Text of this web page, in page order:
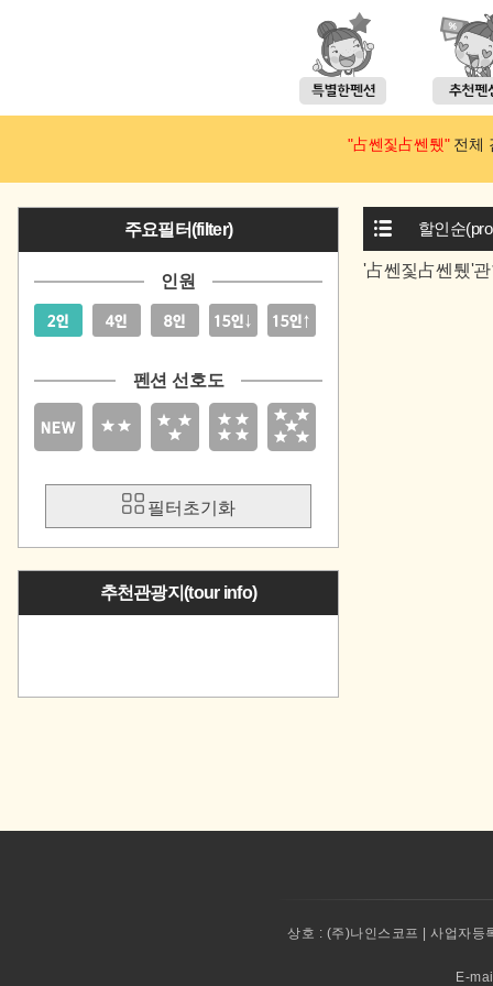
"占쎈짗占쎈퉸"전체
주요필터(filter)
인원
펜션 선호도
필터초기화
추천관광지(tour info)
할인순
'占쎈짗占쎈퉸'
상호 : (주)나인스코프 | 사업자
E-